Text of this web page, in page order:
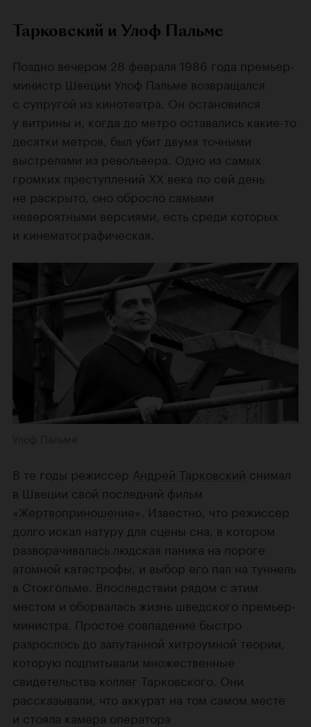
Тарковский и Улоф Пальме
Поздно вечером 28 февраля 1986 года премьер-
министр Швеции Улоф Пальме возвращался
с супругой из кинотеатра. Он остановился
у витрины и, когда до метро оставались какие-то
десятки метров, был убит двумя точными
выстрелами из револьвера. Одно из самых
громких преступлений ХХ века по сей день
не раскрыто, оно обросло самыми
невероятными версиями, есть среди которых
и кинематографическая.
В те годы режиссер Андрей Тарковский снимал
в Швеции свой последний фильм
«Жертвоприношение» . Известно, что режиссер
долго искал натуру для сцены сна, в котором
разворачивалась людская паника на пороге
атомной катастрофы, и выбор его пал на туннель
в Стокгольме. Впоследствии рядом с этим
местом и оборвалась жизнь шведского премьер-
министра. Простое совпадение быстро
разрослось до запутанной хитроумной теории,
которую подпитывали множественные
свидетельства коллег Тарковского. Они
рассказывали, что аккурат на том самом месте
и стояла камера оператора